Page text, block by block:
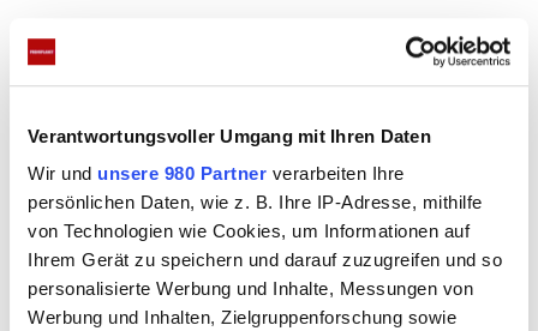
Verantwortungsvoller Umgang mit Ihren Daten
Wir und unsere 980 Partner verarbeiten Ihre
persönlichen Daten, wie z. B. Ihre IP-Adresse, mithilfe
von Technologien wie Cookies, um Informationen auf
Ihrem Gerät zu speichern und darauf zuzugreifen und so
personalisierte Werbung und Inhalte, Messungen von
Werbung und Inhalten, Zielgruppenforschung sowie
Von einem der einzog, das Beichten zu lernen:
Werner Hansch rührt seine Mitbewohner mit
seiner Spielsucht-Offenbarung zu Tränen. Selbst zu
Tränen gerührt ist der Märchenland-Senior, als Big
Brother ihn anlässlich seines 82. Geburtstags mit